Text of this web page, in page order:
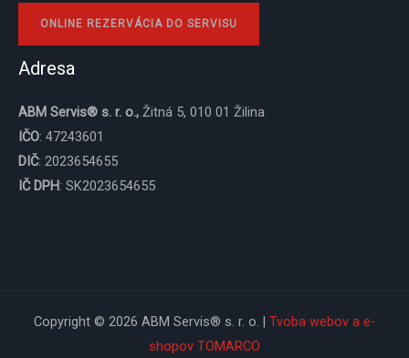
ONLINE REZERVÁCIA DO SERVISU
Adresa
ABM Servis® s. r. o., Žitná 5, 010 01 Žilina
IČO: 47243601
DIČ: 2023654655
IČ DPH: SK2023654655
Copyright © 2026 ABM Servis® s. r. o. | Tvoba webov a e-
shopov TOMARCO